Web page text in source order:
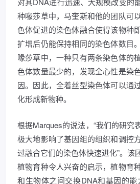
种喙莎草中，马奎斯和他的团队可
色体促进的染色体融合使得该物种
扩增后仍能保持相同的染色体数目
喙莎草中，一种只有两条染色体的
色体数量最少的，发现全心性是染
因。因此，全着丝型染色体可以通
化形成新物种。
根据Marques的说法，“我们的研究
极大地影响了基因组的组织和调控
过融合它们的染色体快速进化”。该
植物育种令人兴奋的启示，植物育
和生物体之间交换DNA和基因的能